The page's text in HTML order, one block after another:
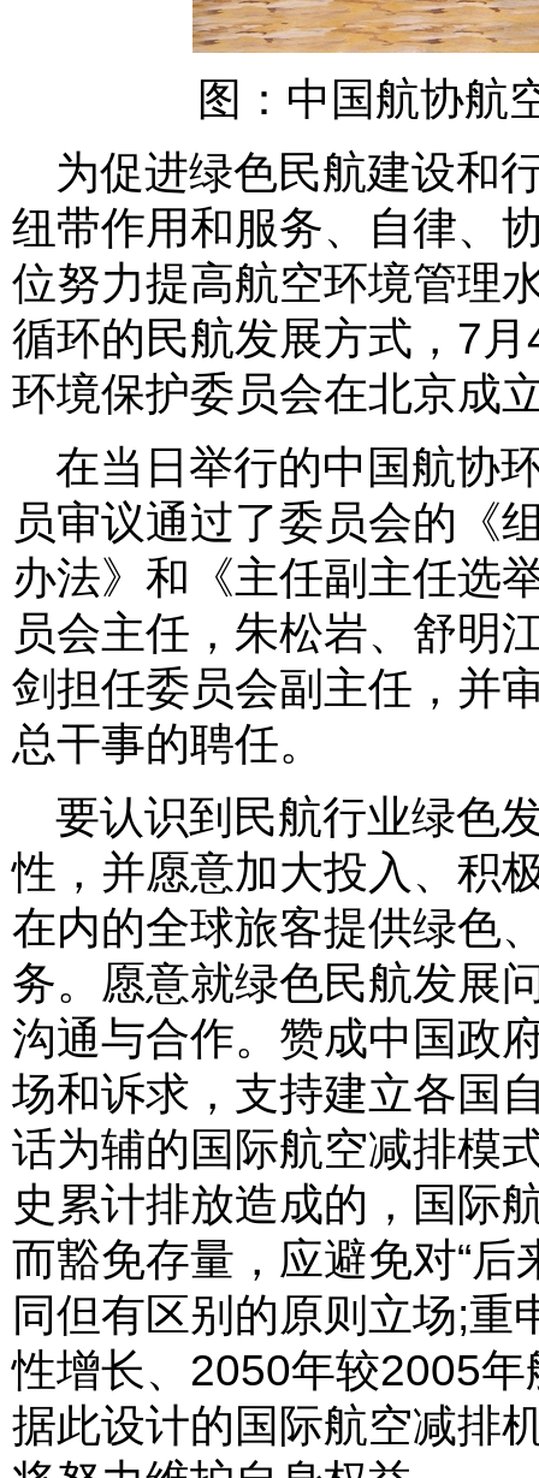
图：中国航协航
为促进绿色民航建设和
纽带作用和服务、自律、
位努力提高航空环境管理
循环的民航发展方式，7
环境保护委员会在北京成
在当日举行的中国航协
员审议通过了委员会的《
办法》和《主任副主任选
员会主任，朱松岩、舒明
剑担任委员会副主任，并
总干事的聘任。
要认识到民航行业绿色
性，并愿意加大投入、积
在内的全球旅客提供绿色
务。愿意就绿色民航发展
沟通与合作。赞成中国政
场和诉求，支持建立各国
话为辅的国际航空减排模
史累计排放造成的，国际
而豁免存量，应避免对“后
同但有区别的原则立场;
性增长、2050年较2005
据此设计的国际航空减排